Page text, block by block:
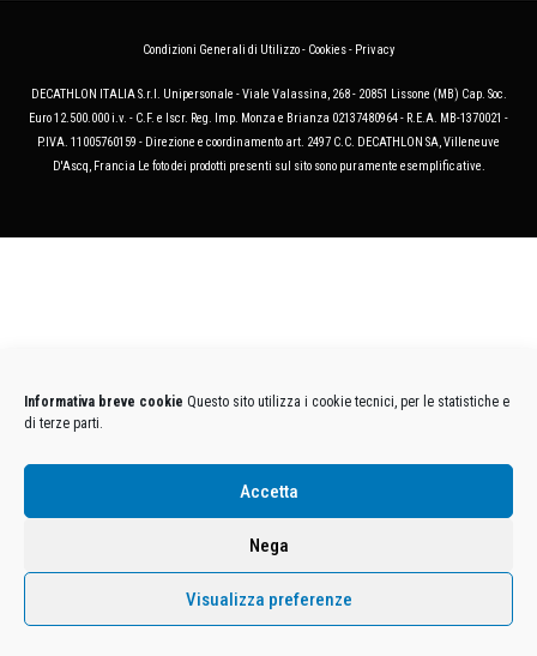
Informativa breve cookie Questo sito utilizza i cookie tecnici, per le statistiche e
di terze parti.
Accetta
Nega
Visualizza preferenze
Condizioni Generali di Utilizzo- Cookies- Privacy
DECATHLON ITALIA S.r.l. Unipersonale - Viale Valassina, 268 - 20851 Lissone (MB) Cap. Soc.
Euro 12.500.000 i.v. - C.F. e Iscr. Reg. Imp. Monza e Brianza 02137480964 - R.E.A. MB-1370021 -
P.IVA. 11005760159 - Direzione e coordinamento art. 2497 C.C. DECATHLON SA, Villeneuve
D'Ascq, Francia Le foto dei prodotti presenti sul sito sono puramente esemplificative.